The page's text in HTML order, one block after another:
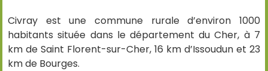
Civray est une commune rurale d’environ 1000
habitants située dans le département du Cher, à 7
km de Saint Florent-sur-Cher, 16 km d’Issoudun et 23
km de Bourges.